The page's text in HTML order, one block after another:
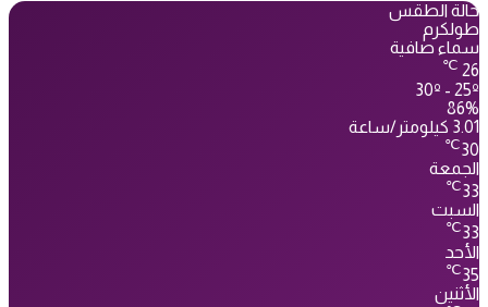
حالة الطقس
طولكرم
سماء صافية
26
℃
30º - 25º
86%
3.01 كيلومتر/ساعة
30
℃
الجمعة
33
℃
السبت
33
℃
الأحد
35
℃
الأثنين